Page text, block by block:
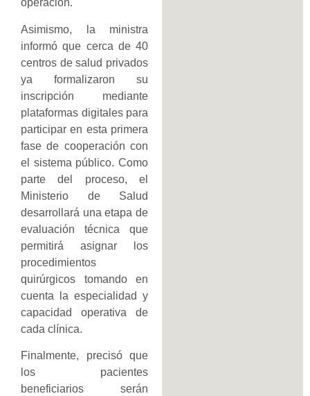
operación.
Asimismo, la ministra
informó que cerca de 40
centros de salud privados
ya formalizaron su
inscripción mediante
plataformas digitales para
participar en esta primera
fase de cooperación con
el sistema público. Como
parte del proceso, el
Ministerio de Salud
desarrollará una etapa de
evaluación técnica que
permitirá asignar los
procedimientos
quirúrgicos tomando en
cuenta la especialidad y
capacidad operativa de
cada clínica.
Finalmente, precisó que
los pacientes
beneficiarios serán